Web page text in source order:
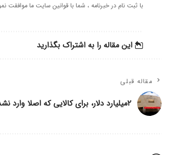
با ثبت نام در خبرنامه ، شما با قوانین سایت ما موافقت
این مقاله را به اشتراک بگذارید
مقاله قبلی
۲میلیارد دلار، برای کالایی که اصلا وارد نشد؛